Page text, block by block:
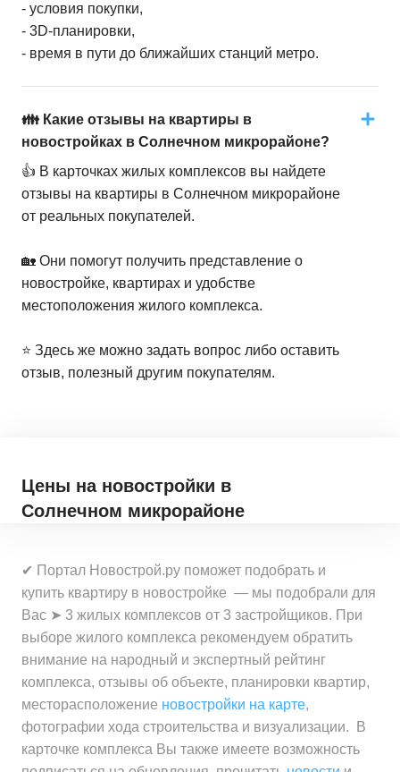
- условия покупки,
- 3D-планировки,
- время в пути до ближайших станций метро.
👪 Какие отзывы на квартиры в
новостройках в Солнечном микрорайоне?
👍 В карточках жилых комплексов вы найдете
отзывы на квартиры в Солнечном микрорайоне
от реальных покупателей.
🏡 Они помогут получить представление о
новостройке, квартирах и удобстве
местоположения жилого комплекса.
⭐️ Здесь же можно задать вопрос либо оставить
отзыв, полезный другим покупателям.
Цены на новостройки в
Солнечном микрорайоне
✔ Портал Новострой.ру поможет подобрать и
купить квартиру в новостройке — мы подобрали для
Вас ➤ 3 жилых комплексов от 3 застройщиков. При
выборе жилого комплекса рекомендуем обратить
внимание на народный и экспертный рейтинг
комплекса, отзывы об объекте, планировки квартир,
месторасположение новостройки на карте,
фотографии хода строительства и визуализации. В
карточке комплекса Вы также имеете возможность